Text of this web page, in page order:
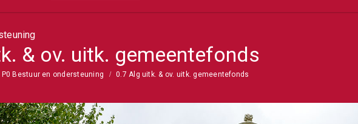
& ov. uitk. gemeentefonds
P0 Bestuur en ondersteuning 0.7 Alg uitk. & ov. uitk. gemeentefonds